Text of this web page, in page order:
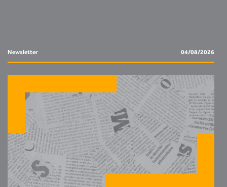
Newsletter 04/08/2026